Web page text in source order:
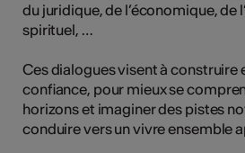
du juridique, de l’économique, de
spirituel, …
Ces dialogues visent à construire
confiance, pour mieux se
horizons et imaginer des pistes
conduire vers un vivre ensemble